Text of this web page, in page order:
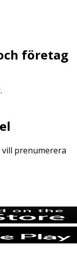
företag
prenumerera